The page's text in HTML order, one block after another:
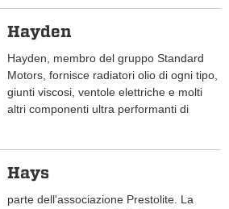
Hayden
Hayden, membro del gruppo Standard
Motors, fornisce radiatori olio di ogni tipo,
giunti viscosi, ventole elettriche e molti
altri componenti ultra performanti di
Hays
parte dell'associazione Prestolite. La